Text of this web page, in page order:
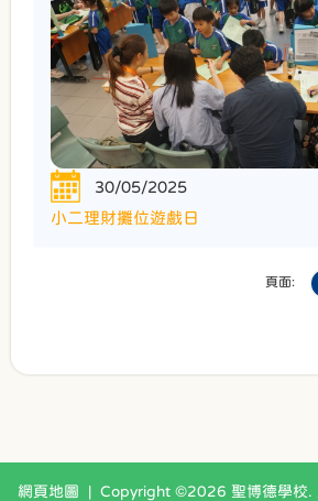
30/05/2025
小二理財攤位遊戲日
頁面:
網頁地圖 | Copyright ©2026 聖博德學校.